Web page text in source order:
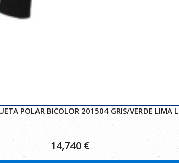
POLAR BICOLOR 201504 GRIS/VERDE LIMA L
14,740 €